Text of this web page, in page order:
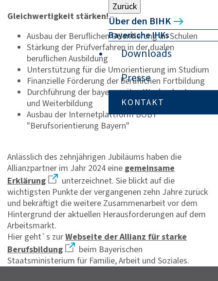
Zurück
Über den BIHK
Bayerische IHKs
Downloads
Presse
KONTAKT
Gleichwertigkeit stärken!
Ausbau der Beruflichen Orientierung an Schulen
Stärkung der Prüfverfahren in der dualen
beruflichen Ausbildung
Unterstützung für die Umorientierung im Studium
Finanzielle Förderung der beruflichen Fortbildung
Durchführung der bayernweiten Woche der Aus-
und Weiterbildung
Ausbau der Internetplattform BOBY
"Berufsorientierung Bayern"
Anlässlich des zehnjährigen Jubiläums haben die
Allianzpartner im Jahr 2024 eine gemeinsame
Erklärung
unterzeichnet. Sie blickt auf die
wichtigsten Punkte der vergangenen zehn Jahre zurück
und bekräftigt die weitere Zusammenarbeit vor dem
Hintergrund der aktuellen Herausforderungen auf dem
Arbeitsmarkt.
Hier geht`s zurWebseite der Allianz für starke
Berufsbildung
beim Bayerischen
Staatsministerium für Familie, Arbeit und Soziales.